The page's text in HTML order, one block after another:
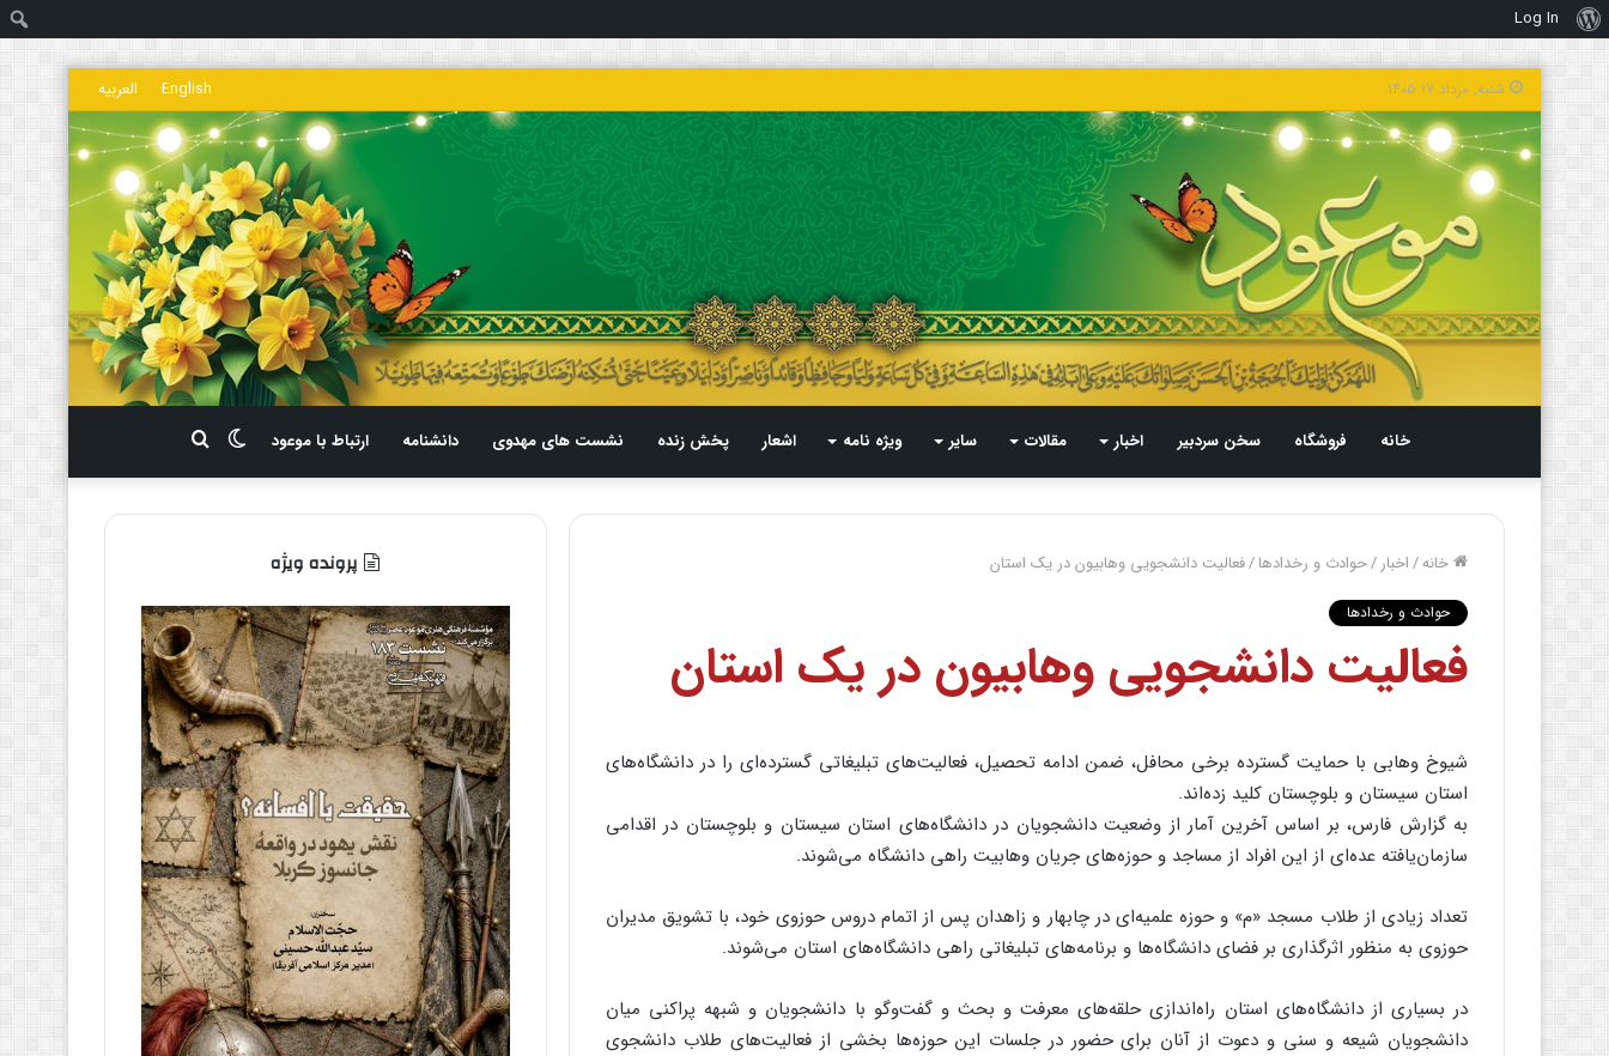
درباره
وردپرس
Log In
شنبه, مرداد ۱۷ ۱۴۰۵ English العربیه
خانه فروشگاه سخن سردبیر اخبار مقالات سایر ویژه نامه اشعار پخش زنده نشست های مهدوی دانشنامه ارتباط با موعود
برای
تغییر
پوسته
خانه/اخبار /حوادث و رخدادها/فعالیت دانشجویی وهابیون در یک استان
حوادث و رخدادها
فعالیت دانشجویی وهابیون در یک استان
شیوخ وهابی با حمایت گسترده برخی محافل، ضمن ادامه تحصیل، فعالیت‌های تبلیغاتی گسترده‌ای را در دانشگاه‌های
استان سیستان و بلوچستان کلید زده‌اند.
به گزارش فارس، بر اساس آخرین آمار از وضعیت دانشجویان در دانشگاه‌های استان سیستان و بلوچستان در اقدامی
سازمان‌یافته عده‌ای از این افراد از مساجد و حوزه‌های جریان وهابیت راهی دانشگاه می‌شوند.
تعداد زیادی از طلاب مسجد «م» و حوزه علمیه‌ای در چابهار و زاهدان پس از اتمام دروس حوزوی خود، با تشویق مدیران
حوزوی به منظور اثرگذاری بر فضای دانشگاه‌ها و برنامه‌های تبلیغاتی راهی دانشگاه‌های استان می‌شوند.
در بسیاری از دانشگاه‌های استان راه‌اندازی حلقه‌های معرفت و بحث و گفت‌و‌گو با دانشجویان و شبهه پراکنی میان
دانشجویان شیعه و سنی و دعوت از آنان برای حضور در جلسات این حوزه‌ها بخشی از فعالیت‌های طلاب دانشجوی
پرونده ویژه